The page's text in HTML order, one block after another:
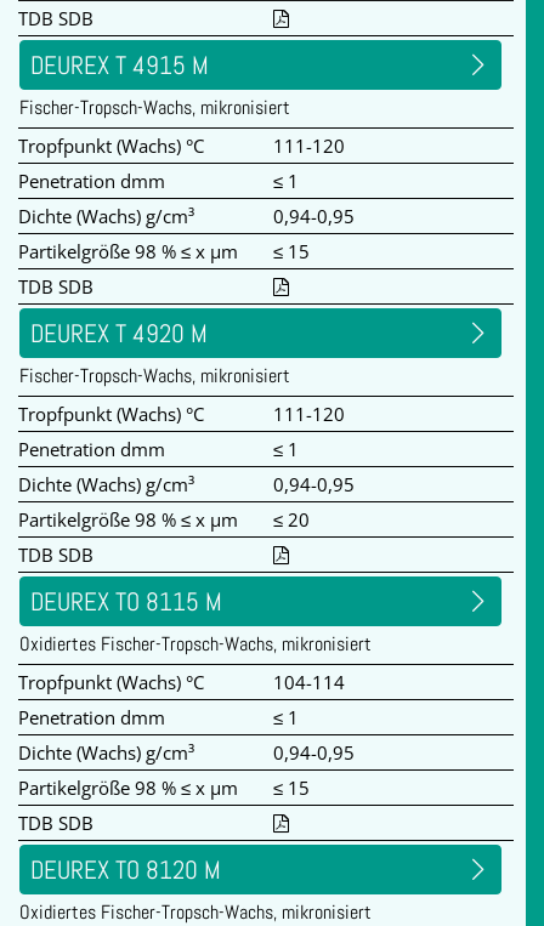
TDB SDB
DEUREX T 4915 M
Fischer-Tropsch-Wachs, mikronisiert
Tropfpunkt (Wachs) °C
111-120
Penetration dmm
≤ 1
Dichte (Wachs) g/cm³
0,94-0,95
Partikelgröße 98 % ≤ x µm
≤ 15
TDB SDB
DEUREX T 4920 M
Fischer-Tropsch-Wachs, mikronisiert
Tropfpunkt (Wachs) °C
111-120
Penetration dmm
≤ 1
Dichte (Wachs) g/cm³
0,94-0,95
Partikelgröße 98 % ≤ x µm
≤ 20
TDB SDB
DEUREX TO 8115 M
Oxidiertes Fischer-Tropsch-Wachs, mikronisiert
Tropfpunkt (Wachs) °C
104-114
Penetration dmm
≤ 1
Dichte (Wachs) g/cm³
0,94-0,95
Partikelgröße 98 % ≤ x µm
≤ 15
TDB SDB
DEUREX TO 8120 M
Oxidiertes Fischer-Tropsch-Wachs, mikronisiert